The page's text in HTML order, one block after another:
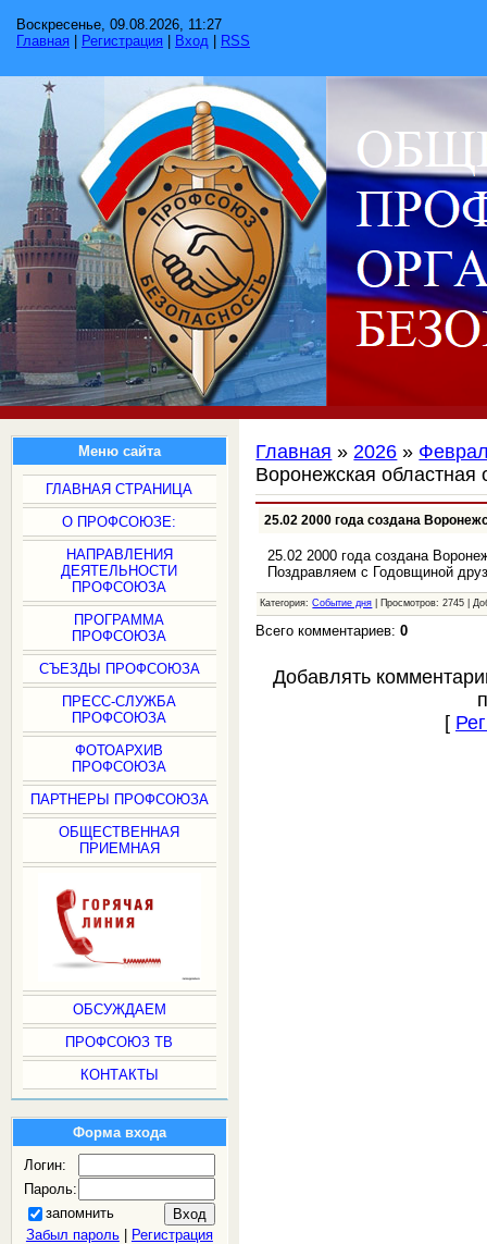
Воскресенье, 09.08.2026, 11:27
Главная
Регистрация Вход RSS
Меню сайта
ГЛАВНАЯ СТРАНИЦА
О ПРОФСОЮЗЕ:
НАПРАВЛЕНИЯ
ДЕЯТЕЛЬНОСТИ
ПРОФСОЮЗА
ПРОГРАММА
ПРОФСОЮЗА
СЪЕЗДЫ ПРОФСОЮЗА
ПРЕСС-СЛУЖБА
ПРОФСОЮЗА
ФОТОАРХИВ
ПРОФСОЮЗА
ПАРТНЕРЫ ПРОФСОЮЗА
ОБЩЕСТВЕННАЯ
ПРИЕМНАЯ
ОБСУЖДАЕМ
ПРОФСОЮЗ ТВ
КОНТАКТЫ
Форма входа
Логин:
Пароль:
запомнить
Забыл пароль| Регистрация
Главная »2026 »
Воронежская
25.02 2000 года создана
25.02 2000 года создана
Поздравляем с Годовщиной
Категория:Событие дня | Просмотров: 2745 |
Всего комментариев:0
Добавлять
[